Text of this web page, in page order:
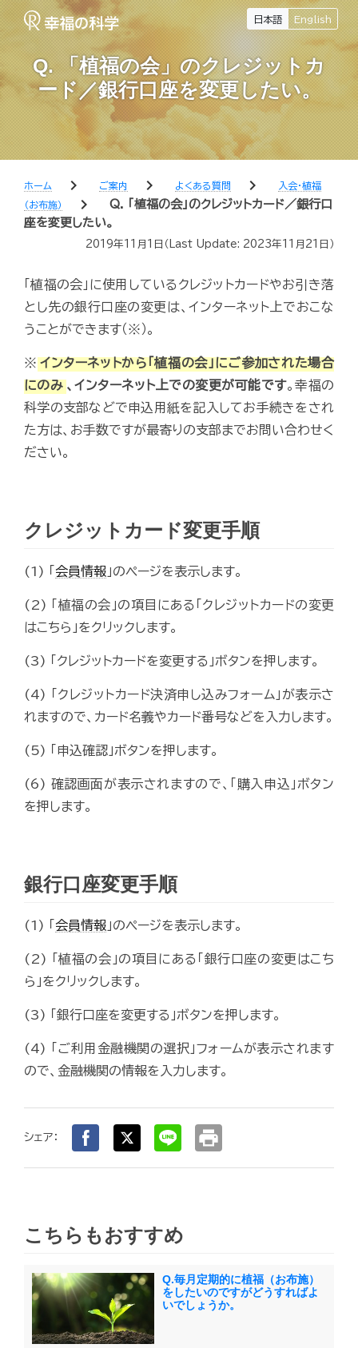
日本語 English
Q. 「植福の会」のクレジットカ
ード／銀行口座を変更したい。
ホーム chevron_right ご案内 chevron_right よくある質問 chevron_right
入会・植福
（お布施）
chevron_right
Q. 「植福の会」のクレジットカード／銀行口
座を変更したい。
2019年11月1日 （Last Update: 2023年11月21日 ）
「植福の会」に使用しているクレジットカードやお引き落
とし先の銀行口座の変更は、インターネット上でおこな
うことができます（※）。
※ インターネットから「植福の会」にご参加された場合
にのみ 、インターネット上での変更が可能です。幸福の
科学の支部などで申込用紙を記入してお手続きをされ
た方は、お手数ですが最寄りの支部までお問い合わせく
ださい。
クレジットカード変更手順
(1) 「 会員情報 」のページを表示します。
(2) 「植福の会」の項目にある「クレジットカードの変更
はこちら」をクリックします。
(3) 「クレジットカードを変更する」ボタンを押します。
(4) 「クレジットカード決済申し込みフォーム」が表示さ
れますので、カード名義やカード番号などを入力します。
(5) 「申込確認」ボタンを押します。
(6) 確認画面が表示されますので、「購入申込」ボタン
を押します。
銀行口座変更手順
(1) 「 会員情報 」のページを表示します。
(2) 「植福の会」の項目にある「銀行口座の変更はこち
ら」をクリックします。
(3) 「銀行口座を変更する」ボタンを押します。
(4) 「ご利用金融機関の選択」フォームが表示されます
ので、金融機関の情報を入力します。
シェア： print
こちらもおすすめ
Q.毎月定期的に植福（お布施）
をしたいのですがどうすればよ
いでしょうか。